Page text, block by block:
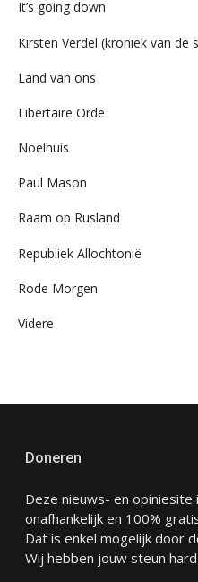
It’s going down
Kirsten Verdel (kroniek van de
Land van ons
Libertaire Orde
Noelhuis
Paul Mason
Raam op Rusland
Republiek Allochtonië
Rode Morgen
Videre
Doneren
Deze nieuws- en
onafhankelijk en 100%
Dat is enkel mogelijk door
Wij hebben jouw steun